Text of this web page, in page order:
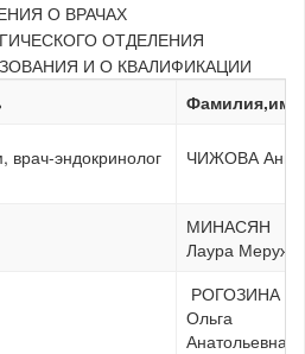
О ВРАЧАХ
ОТДЕЛЕНИЯ
И О КВАЛИФИКАЦИИ
эндокринолог ЧИЖОВА
МИНАСЯН
Лаура
РОГОЗИНА
Ольга
Анатольевна